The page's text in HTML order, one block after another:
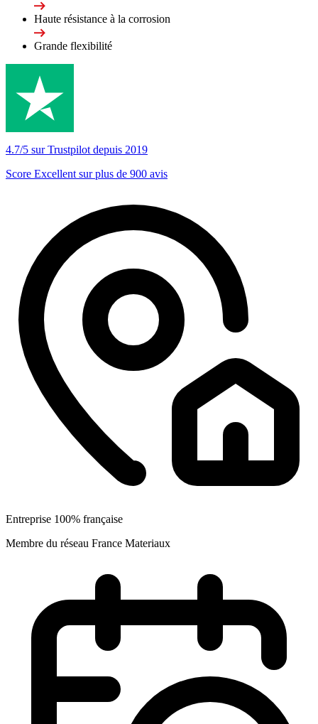
Haute résistance à la corrosion
Grande flexibilité
4.7/5 sur Trustpilot depuis 2019
Score Excellent sur plus de 900 avis
Entreprise 100% française
Membre du réseau France Materiaux